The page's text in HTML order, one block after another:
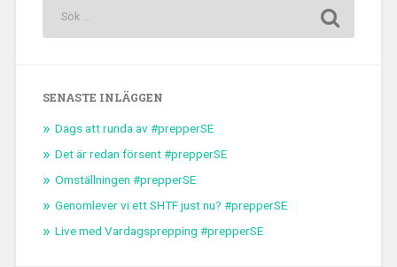
SENASTE INLÄGGEN
Dags att runda av #prepperSE
Det är redan försent #prepperSE
Omställningen #prepperSE
Genomlever vi ett SHTF just nu? #prepperSE
Live med Vardagsprepping #prepperSE